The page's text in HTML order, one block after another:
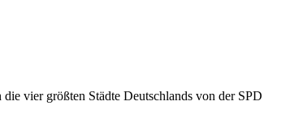
vier größten Städte Deutschlands von der SPD